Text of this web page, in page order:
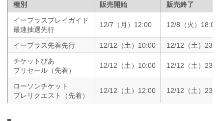
種別 販売開始
販売終了
イープラスプレイガイド
最速抽選先行
12/7（月）12:00 12/8（火）18:00
イープラス先着先行 12/12（土）10:00
12/12（土）
チケットぴあ
プリセール（先着）
12/12（土）10:00 12/12（土）
ローソンチケット
プレリクエスト（先着）
12/12（土）12:00 12/12（土）